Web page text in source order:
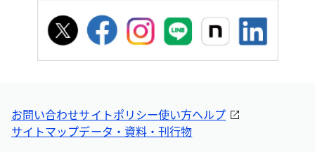
お問い合わせサイトポリシー使い方ヘルプ
サイトマップデータ・資料・刊行物